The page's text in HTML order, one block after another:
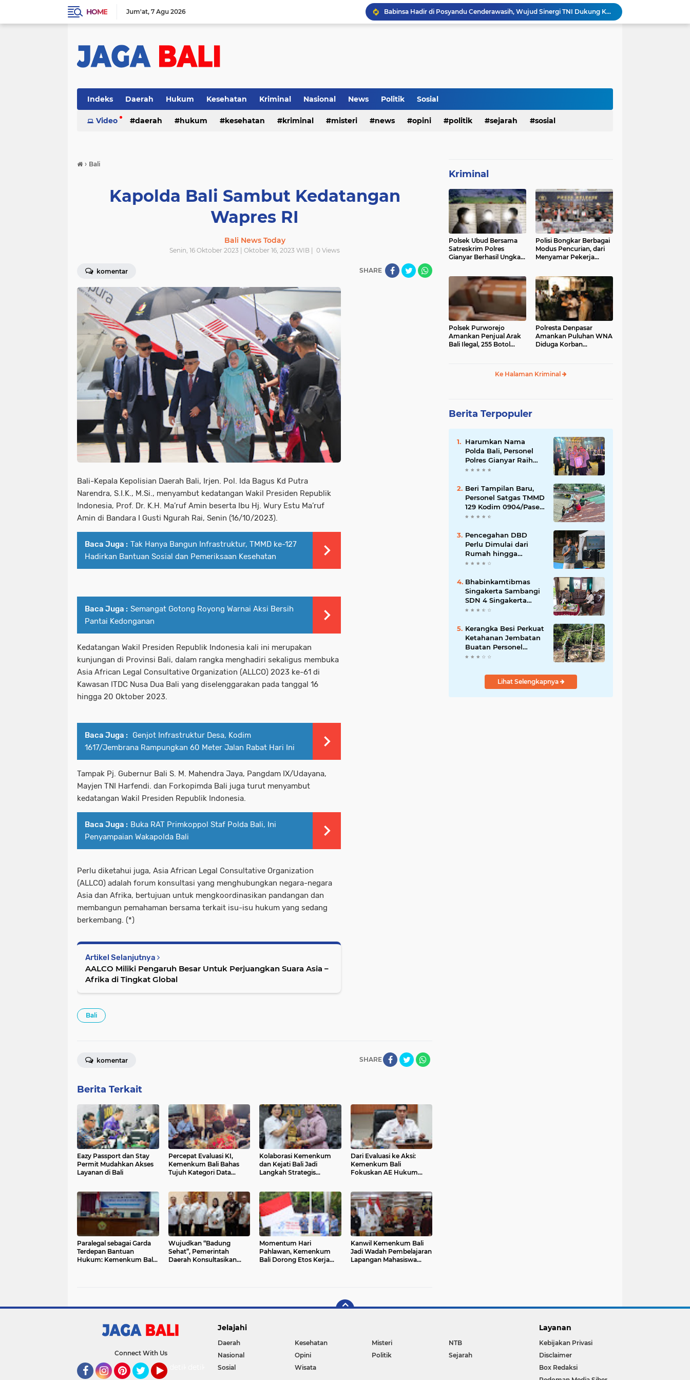
HOME Jum'at 7 Agu 2026
Polres Gianyar Gelar Apel Kesiapan Pengamanan Final Piala Presiden 2026
Inilah Tampilan Baru Rumah Bapak Sirajudi Setelah Direnovasi
Sosialisasi Bahaya Narkoba Pada TMMD 129 Kodim 0904/Paser Disambut Positif
Indeks Daerah Hukum Kesehatan Kriminal Nasional News Politik Sosial
Video daerah hukum kesehatan kriminal misteri news opini politik sejarah sosial
› Bali
Kapolda Bali Sambut Kedatangan
Wapres RI
Bali News Today
Senin, 16 Oktober 2023 | Oktober 16, 2023 WIB | 0 Views
komentar SHARE
Bali-Kepala Kepolisian Daerah Bali, Irjen. Pol. Ida Bagus Kd Putra
Narendra, S.I.K., M.Si., menyambut kedatangan Wakil Presiden Republik
Indonesia, Prof. Dr. K.H. Ma’ruf Amin beserta Ibu Hj. Wury Estu Ma’ruf
Amin di Bandara I Gusti Ngurah Rai, Senin (16/10/2023).
Baca Juga : Tak Hanya Bangun Infrastruktur, TMMD ke-127
Hadirkan Bantuan Sosial dan Pemeriksaan Kesehatan
Baca Juga : Semangat Gotong Royong Warnai Aksi Bersih
Pantai Kedonganan
Kedatangan Wakil Presiden Republik Indonesia kali ini merupakan
kunjungan di Provinsi Bali, dalam rangka menghadiri sekaligus membuka
Asia African Legal Consultative Organization (ALLCO) 2023 ke-61 di
Kawasan ITDC Nusa Dua Bali yang diselenggarakan pada tanggal 16
hingga 20 Oktober 2023.
Baca Juga : Genjot Infrastruktur Desa, Kodim
1617/Jembrana Rampungkan 60 Meter Jalan Rabat Hari Ini
Tampak Pj. Gubernur Bali S. M. Mahendra Jaya, Pangdam IX/Udayana,
Mayjen TNI Harfendi. dan Forkopimda Bali juga turut menyambut
kedatangan Wakil Presiden Republik Indonesia.
Baca Juga : Buka RAT Primkoppol Staf Polda Bali, Ini
Penyampaian Wakapolda Bali
Perlu diketahui juga, Asia African Legal Consultative Organization
(ALLCO) adalah forum konsultasi yang menghubungkan negara-negara
Asia dan Afrika, bertujuan untuk mengkoordinasikan pandangan dan
membangun pemahaman bersama terkait isu-isu hukum yang sedang
berkembang. (*)
Artikel Selanjutnya
AALCO Miliki Pengaruh Besar Untuk Perjuangkan Suara Asia –
Afrika di Tingkat Global
Bali
SHARE
komentar
Berita Terkait
Eazy Passport dan Stay
Permit Mudahkan Akses
Layanan di Bali
Percepat Evaluasi KI,
Kemenkum Bali Bahas
Tujuh Kategori Data
Kolaborasi Kemenkum
dan Kejati Bali Jadi
Langkah Strategis
Dari Evaluasi ke Aksi:
Kemenkum Bali
Fokuskan AE Hukum
Paralegal sebagai Garda
Terdepan Bantuan
Hukum: Kemenkum Bali
Wujudkan “Badung
Sehat”, Pemerintah
Daerah Konsultasikan
Momentum Hari
Pahlawan, Kemenkum
Bali Dorong Etos Kerja
Kanwil Kemenkum Bali
Jadi Wadah Pembelajaran
Lapangan Mahasiswa
Kriminal
Polsek Ubud Bersama
Satreskrim Polres
Gianyar Berhasil Ungkap
Polisi Bongkar Berbagai
Modus Pencurian, dari
Menyamar Pekerja
Polsek Purworejo
Amankan Penjual Arak
Bali Ilegal, 255 Botol
Polresta Denpasar
Amankan Puluhan WNA
Diduga Korban
Ke Halaman Kriminal
Berita Terpopuler
Harumkan Nama
Polda Bali, Personel
Polres Gianyar Raih
Penghargaan
Beri Tampilan Baru,
Personel Satgas TMMD
129 Kodim 0904/Paser
Cat Atap Rumah
Pencegahan DBD
Perlu Dimulai dari
Rumah hingga
Lingkungan Sekolah
Bhabinkamtibmas
Singakerta Sambangi
SDN 4 Singakerta
Edukasi Pencegahan
Kerangka Besi Perkuat
Ketahanan Jembatan
Buatan Personel
TMMD 129
Lihat Selengkapnya
Connect With Us
detikTravel
Jelajahi
Daerah Kesehatan Misteri
NTB
Nasional
Opini Politik
Sejarah
Sosial
Wisata
Layanan
Kebijakan Privasi
Disclaimer
Box Redaksi